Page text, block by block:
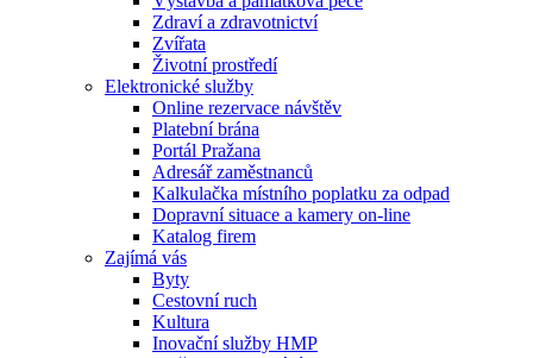
Zdraví a zdravotnictví
Zvířata
Životní prostředí
Elektronické služby
Online rezervace návštěv
Platební brána
Portál Pražana
Adresář zaměstnanců
Kalkulačka místního poplatku za odpad
Dopravní situace a kamery on-line
Katalog firem
Zajímá vás
Byty
Cestovní ruch
Kultura
Inovační služby HMP